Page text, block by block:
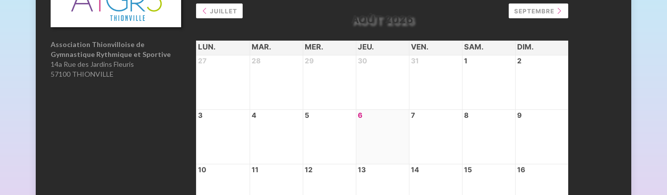
Association Thionvilloise de
Gymnastique Rythmique et Sportive
14a Rue des Jardins Fleuris
57100 THIONVILLE
JUILLET
AOÛT 2026
SEPTEMBRE
LUN. MAR. MER. JEU. VEN. SAM. DIM.
27 28 29 30 31 1 2
3 4 5 6 7 8 9
10 11 12 13 14 15 16